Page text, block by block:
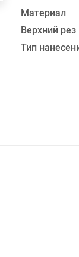
Материал
Верхний рез
Тип